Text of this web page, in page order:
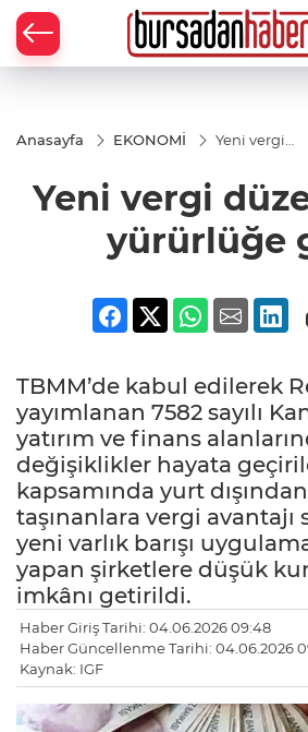
Anasayfa EKONOMİ
Yeni vergi
girdi
Yeni vergi
yürürlüğe
TBMM’de kabul edilerek
yayımlanan 7582 sayılı
yatırım ve finans
değişiklikler hayata
kapsamında yurt
taşınanlara vergi avantajı
yeni varlık barışı
yapan şirketlere düşük
imkânı getirildi.
Haber Giriş Tarihi: 04.06.2026 09:48
Haber Güncellenme Tarihi: 04.06.2026
Kaynak: IGF